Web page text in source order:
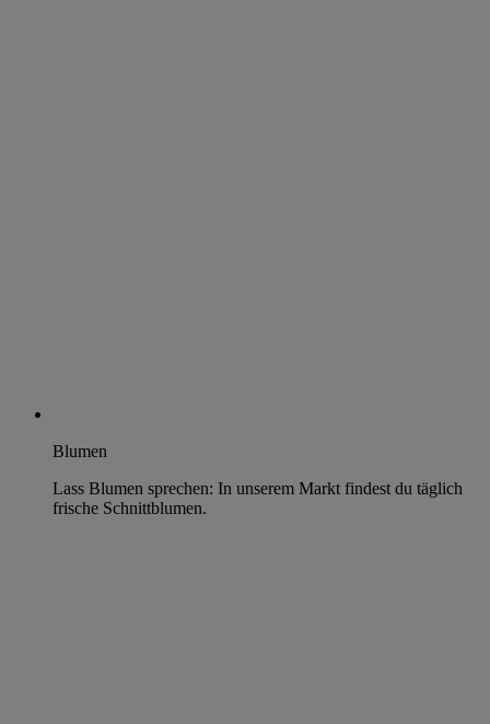
Blumen
Lass Blumen sprechen: In unserem Markt findest du täglich
frische Schnittblumen.